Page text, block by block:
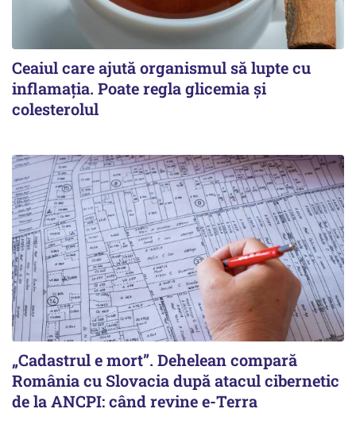
Ceaiul care ajută organismul să lupte cu
inflamația. Poate regla glicemia și
colesterolul
„Cadastrul e mort”. Dehelean compară
România cu Slovacia după atacul cibernetic
de la ANCPI: când revine e-Terra